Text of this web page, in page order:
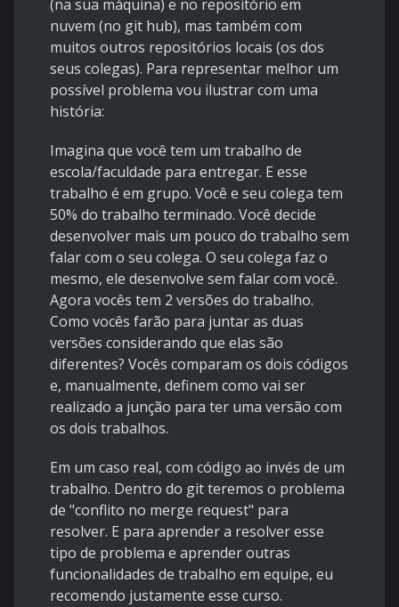
(na sua máquina) e no repositório em
nuvem (no git hub), mas também com
muitos outros repositórios locais (os dos
seus colegas). Para representar melhor um
possível problema vou ilustrar com uma
história:
Imagina que você tem um trabalho de
escola/faculdade para entregar. E esse
trabalho é em grupo. Você e seu colega tem
50% do trabalho terminado. Você decide
desenvolver mais um pouco do trabalho sem
falar com o seu colega. O seu colega faz o
mesmo, ele desenvolve sem falar com você.
Agora vocês tem 2 versões do trabalho.
Como vocês farão para juntar as duas
versões considerando que elas são
diferentes? Vocês comparam os dois códigos
e, manualmente, definem como vai ser
realizado a junção para ter uma versão com
os dois trabalhos.
Em um caso real, com código ao invés de um
trabalho. Dentro do git teremos o problema
de "conflito no merge request" para
resolver. E para aprender a resolver esse
tipo de problema e aprender outras
funcionalidades de trabalho em equipe, eu
recomendo justamente esse curso.